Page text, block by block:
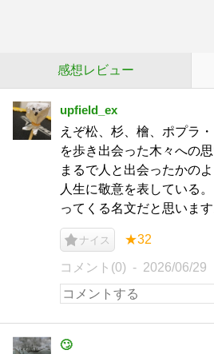
感想レビュー
upfield_ex
えぞ松、杉、檜、ポプラ
を歩き出会った木々への
まるで人と出会ったかの
人生に敬意を表している
ってくる名文だと思います
ナイス ★32
コメント(0) 2026/06/29
🙄